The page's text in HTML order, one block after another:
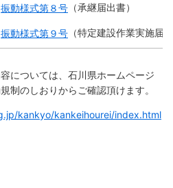
振動様式第８号 （承継届出書）
振動様式第９号 （特定建設作業実施届
については、石川県ホームページ
制のしおりからご確認頂けます。
kankyo/kankeihourei/index.html